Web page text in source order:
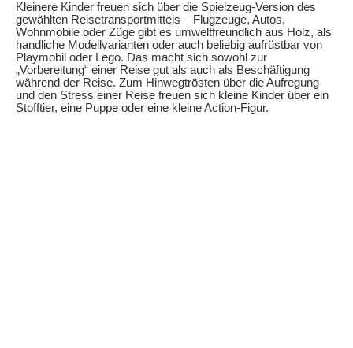
Kleinere Kinder freuen sich über die Spielzeug-Version des
gewählten Reisetransportmittels – Flugzeuge, Autos,
Wohnmobile oder Züge gibt es umweltfreundlich aus Holz, als
handliche Modellvarianten oder auch beliebig aufrüstbar von
Playmobil oder Lego. Das macht sich sowohl zur
„Vorbereitung“ einer Reise gut als auch als Beschäftigung
während der Reise. Zum Hinwegtrösten über die Aufregung
und den Stress einer Reise freuen sich kleine Kinder über ein
Stofftier, eine Puppe oder eine kleine Action-Figur.